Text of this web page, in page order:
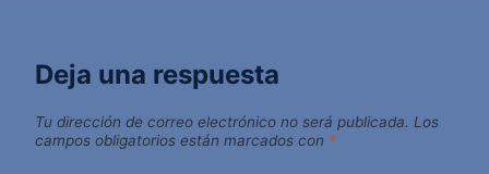
Deja una respuesta
Tu dirección de correo electrónico no será publicada. Los
campos obligatorios están marcados con *